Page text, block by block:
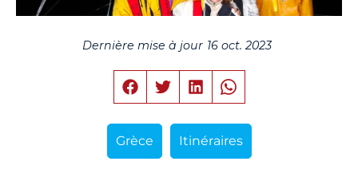
Dernière mise à jour 16 oct. 2023
Grèce Itinéraires